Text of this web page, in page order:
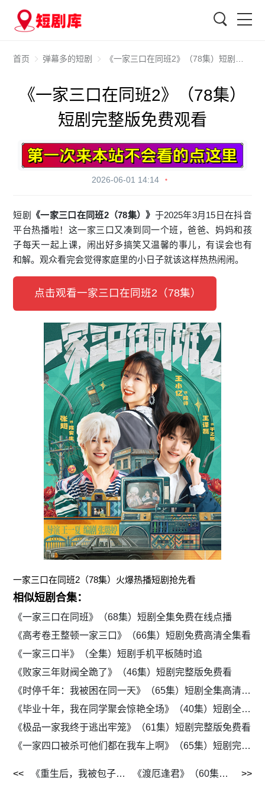
首页 弹幕多的短剧 《一家三口在同班2》（78集）短剧完整版免费观看
《一家三口在同班2》（78集）
短剧完整版免费观看
2026-06-01 14:14
短剧 《一家三口在同班2（78集）》 于2025年3月15日在抖音
平台热播啦！这一家三口又凑到同一个班，爸爸、妈妈和孩
子每天一起上课，闹出好多搞笑又温馨的事儿，有误会也有
和解。观众看完会觉得家庭里的小日子就该这样热热闹闹。
点击观看一家三口在同班2（78集）
一家三口在同班2（78集）火爆热播短剧抢先看
相似短剧合集：
《一家三口在同班》（68集）短剧全集免费在线点播
《高考卷王整顿一家三口》（66集）短剧免费高清全集看
《一家三口半》（全集）短剧手机平板随时追
《败家三年财阀全跪了》（46集）短剧完整版免费看
《时停千年：我被困在同一天》（65集）短剧全集高清在线观看
《毕业十年，我在同学聚会惊艳全场》（40集）短剧全集免费高清看
《极品一家我终于逃出牢笼》（61集）短剧完整版免费看
《一家四口被杀可他们都在我车上啊》（65集）短剧完整版免费看
《重生后，我被包子系统逼着变强》（80集）短剧在线高清观看 《渡厄逢君》（60集）短剧全集在线免费追